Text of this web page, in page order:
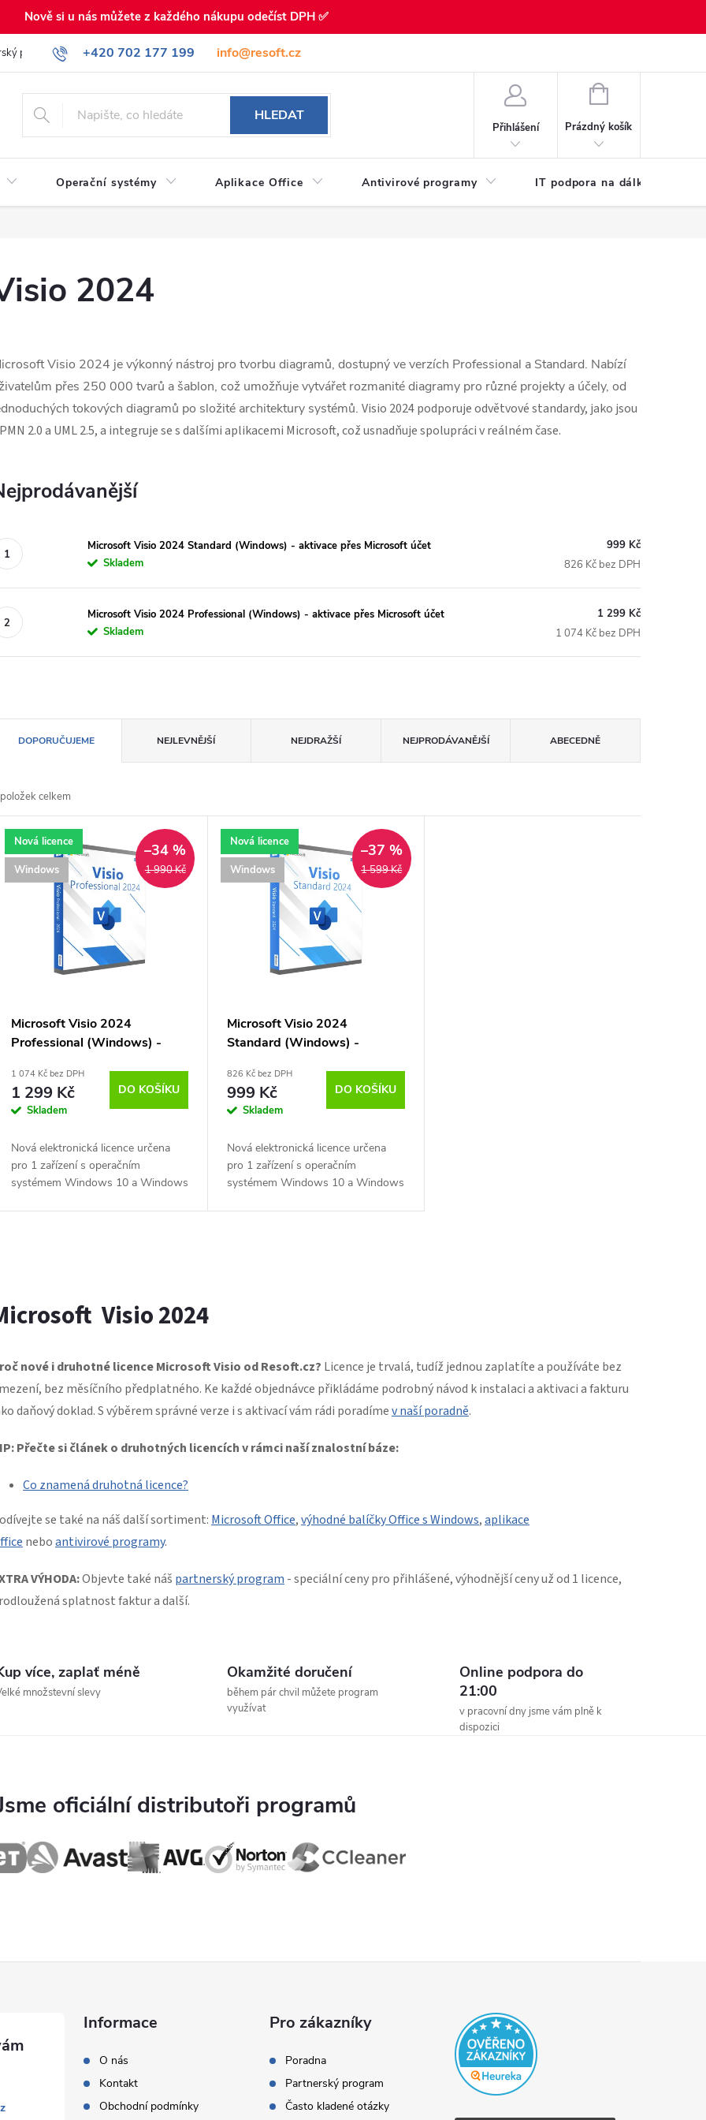
Nově si u nás můžete z každého nákupu odečíst DPH ✅
+420 702 177 199 info@resoft.cz
program
HLEDAT
Přihlášení
NÁKUPNÍ
Prázdný košík
Operační systémy Aplikace Office Antivirové programy IT podpora na dálku
2024
Visio 2024 je výkonný nástroj pro tvorbu diagramů, dostupný ve verzích Professional a Standard. Nabízí
přes 250 000 tvarů a šablon, což umožňuje vytvářet rozmanité diagramy pro různé projekty a účely, od
tokových diagramů po složité architektury systémů. Visio 2024 podporuje odvětvové standardy, jako jsou
2.0 a UML 2.5, a integruje se s dalšími aplikacemi Microsoft, což usnadňuje spolupráci v reálném čase.
Microsoft Visio 2024 Standard (Windows) - aktivace přes Microsoft účet
Skladem
999 Kč
826 Kč bez DPH
Microsoft Visio 2024 Professional (Windows) - aktivace přes Microsoft účet
Skladem
1 299 Kč
1 074 Kč bez DPH
e
n
DOPORUČUJEME NEJLEVNĚJŠÍ NEJDRAŽŠÍ NEJPRODÁVANĚJŠÍ ABECEDNĚ
položek celkem
V
ý
Nová licence
Windows
1 990 Kč
–34 %
Microsoft Visio 2024
Professional (Windows) -
1 074 Kč bez DPH
1 299 Kč
Skladem
DO KOŠÍKU
Nová elektronická licence určena
pro 1 zařízení s operačním
systémem Windows 10 a Windows
Nová licence
Windows
1 599 Kč
–37 %
Microsoft Visio 2024
Standard (Windows) -
826 Kč bez DPH
999 Kč
Skladem
DO KOŠÍKU
Nová elektronická licence určena
pro 1 zařízení s operačním
systémem Windows 10 a Windows
Visio 2024
nové i druhotné licence Microsoft Visio od Resoft.cz? Licence je trvalá, tudíž jednou zaplatíte a používáte bez
bez měsíčního předplatného. Ke každé objednávce přikládáme podrobný návod k instalaci a aktivaci a fakturu
daňový doklad. S výběrem správné verze i s aktivací vám rádi poradímev naší poradně.
Přečte si článek o druhotných licencích v rámci naší znalostní báze:
Co znamená druhotná licence?
se také na náš další sortiment: Microsoft Office,výhodné balíčky Office s Windows,aplikace
neboantivirové programy.
VÝHODA:Objevte také náš partnerský program - speciální ceny pro přihlášené, výhodnější ceny už od 1 licence,
splatnost faktur a další.
více, zaplať méně
množstevní slevy
Okamžité doručení
během pár chvil můžete program
využívat
Online podpora do
21:00
v pracovní dny jsme vám plně k
dispozici
oficiální distributoři programů
Informace
O nás
Kontakt
Obchodní podmínky
Pro zákazníky
Poradna
Partnerský program
Často kladené otázky